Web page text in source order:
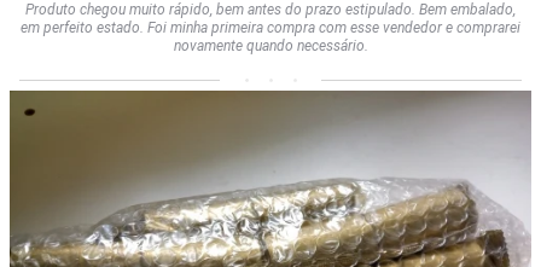
Produto chegou muito rápido, bem antes do prazo estipulado. Bem embalado,
em perfeito estado. Foi minha primeira compra com esse vendedor e comprarei
novamente quando necessário.